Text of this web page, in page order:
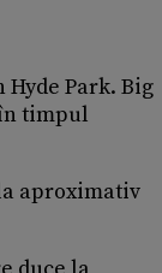
Park. Big
timpul
aproximativ